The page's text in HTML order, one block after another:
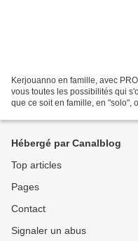
Kerjouanno en famille, avec
vous toutes les possibilités qui
que ce soit en famille, en "solo",
Hébergé par Canalblog
Top articles
Pages
Contact
Signaler un abus